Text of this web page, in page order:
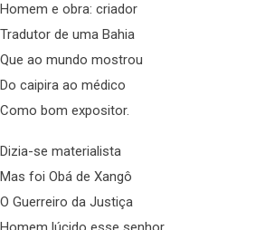
Homem e obra: criador
Tradutor de uma Bahia
Que ao mundo mostrou
Do caipira ao médico
Como bom expositor.
Dizia-se materialista
Mas foi Obá de Xangô
O Guerreiro da Justiça